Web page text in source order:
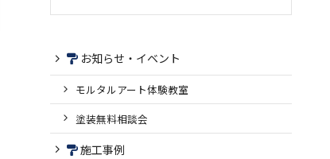
お知らせ・イベント
モルタルアート体験教室
塗装無料相談会
施工事例